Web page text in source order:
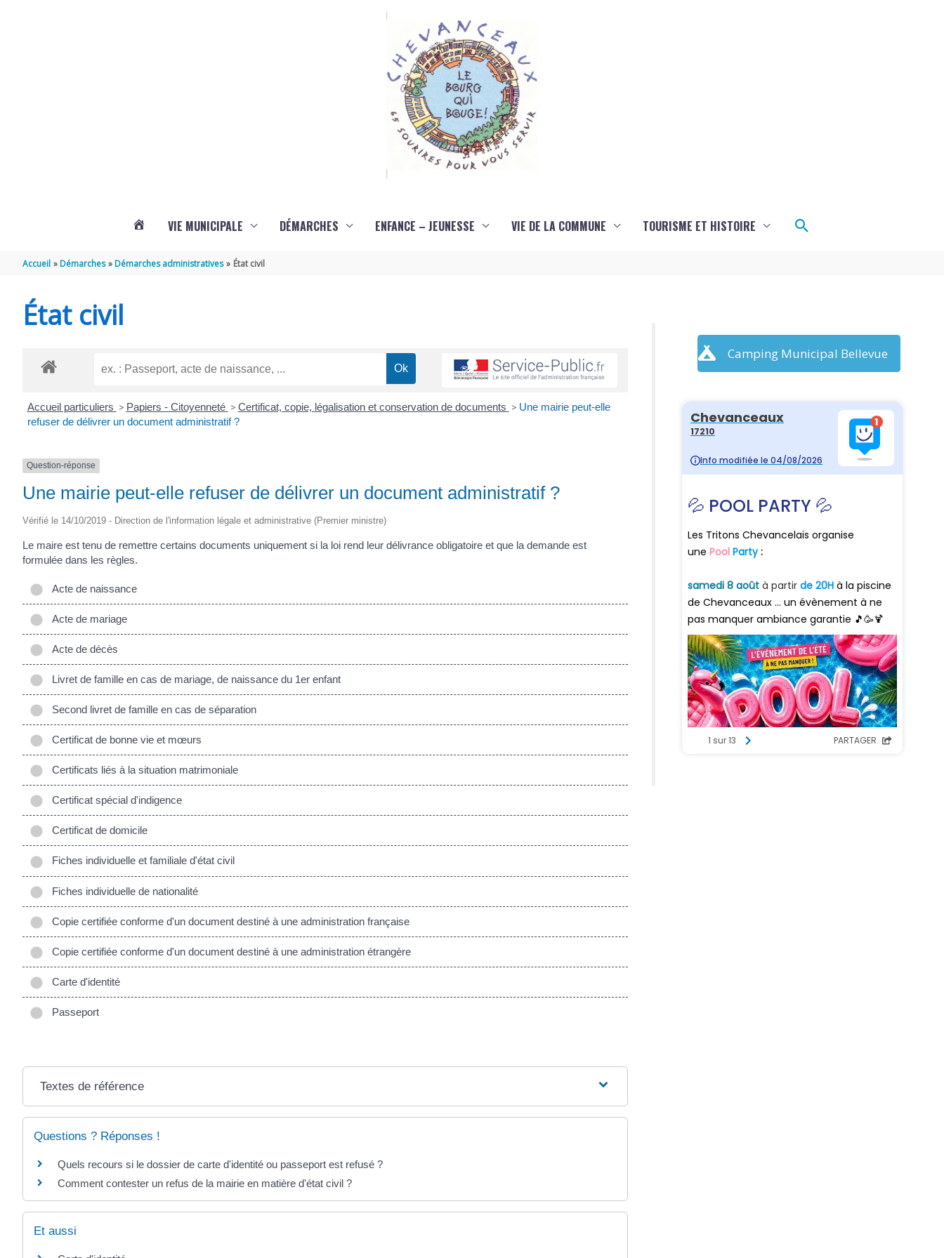
VIE MUNICIPALE DÉMARCHES ENFANCE – JEUNESSE VIE DE LA COMMUNE TOURISME ET HISTOIRE Rechercher
Accueil Démarches Démarches administratives État civil
État civil
Accueil particuliers > Papiers - Citoyenneté > Certificat, copie, légalisation et conservation de documents > Une mairie peut-elle
refuser de délivrer un document administratif ?
Question-réponse
Une mairie peut-elle refuser de délivrer un document administratif ?
Vérifié le 14/10/2019 - Direction de l'information légale et administrative (Premier ministre)
Le maire est tenu de remettre certains documents uniquement si la loi rend leur délivrance obligatoire et que la demande est
formulée dans les règles.
Acte de naissance
Acte de mariage
Acte de décès
Livret de famille en cas de mariage, de naissance du 1er enfant
Second livret de famille en cas de séparation
Certificat de bonne vie et mœurs
Certificats liés à la situation matrimoniale
Certificat spécial d'indigence
Certificat de domicile
Fiches individuelle et familiale d'état civil
Fiches individuelle de nationalité
Copie certifiée conforme d'un document destiné à une administration française
Copie certifiée conforme d'un document destiné à une administration étrangère
Carte d'identité
Passeport
Textes de référence
Questions ? Réponses !
Quels recours si le dossier de carte d'identité ou passeport est refusé ?
Comment contester un refus de la mairie en matière d'état civil ?
Et aussi
Camping Municipal Bellevue